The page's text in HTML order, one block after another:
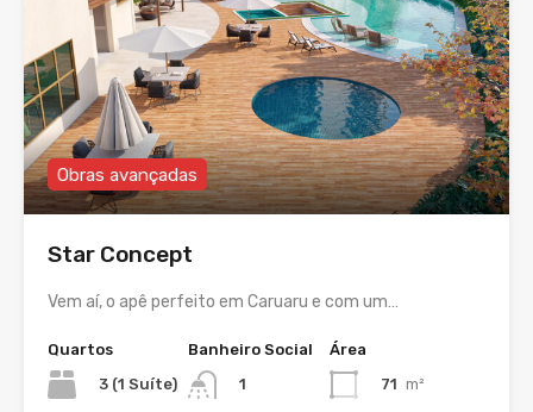
Obras avançadas
Star Concept
Vem aí, o apê perfeito em Caruaru e com um…
Quartos
3 (1 Suíte)
Banheiro Social
1
Área
71 m²